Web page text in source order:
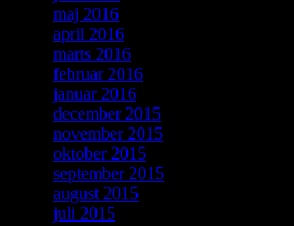
maj 2016
april 2016
marts 2016
februar 2016
januar 2016
december 2015
november 2015
oktober 2015
september 2015
august 2015
juli 2015